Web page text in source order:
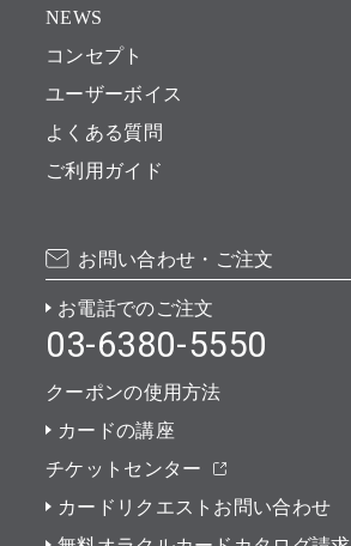
NEWS
コンセプト
ユーザーボイス
よくある質問
ご利用ガイド
お問い合わせ・ご注文
お電話でのご注文
03-6380-5550
クーポンの使用方法
カードの講座
チケットセンター
カードリクエストお問い合わせ